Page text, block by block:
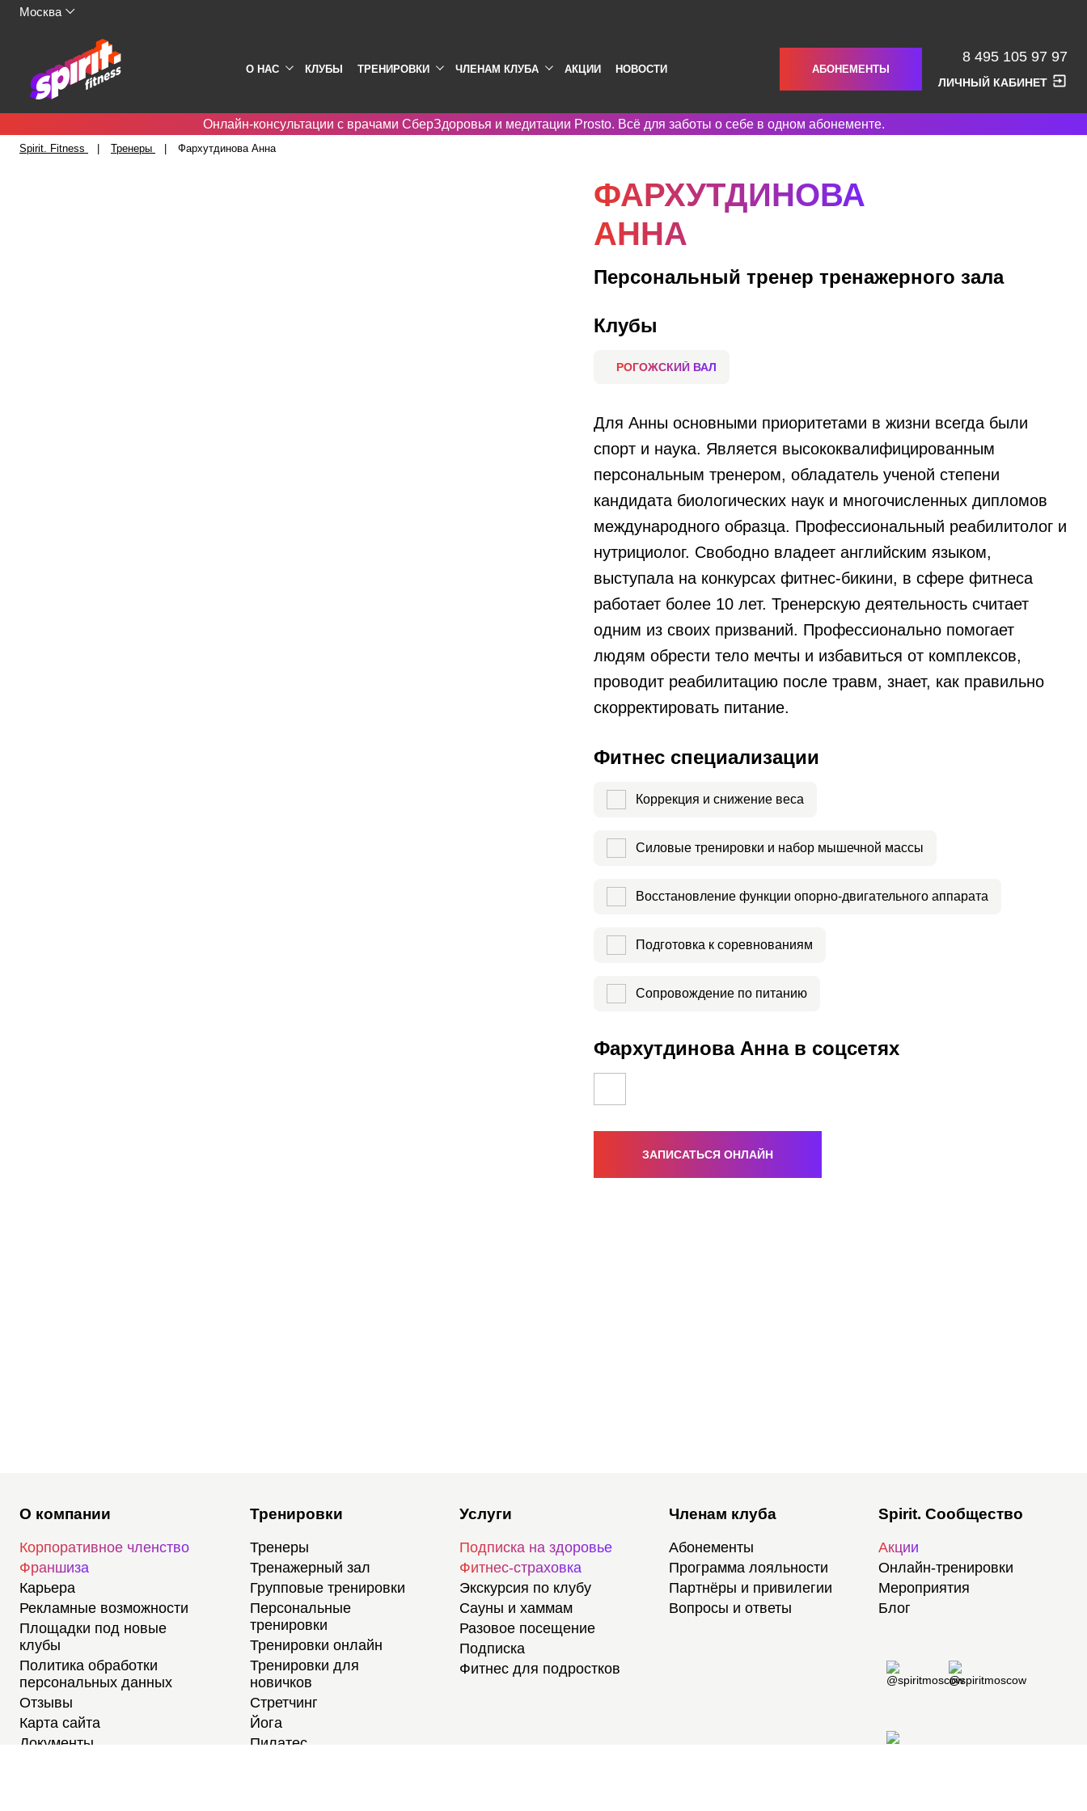
Москва
О НАС КЛУБЫ ТРЕНИРОВКИ ЧЛЕНАМ КЛУБА АКЦИИ НОВОСТИ АБОНЕМЕНТЫ
8 495 105 97 97
ЛИЧНЫЙ КАБИНЕТ
Онлайн-консультации с врачами СберЗдоровья и медитации Prosto. Всё для заботы о себе в одном абонементе.
Spirit. Fitness Тренеры Фархутдинова Анна
ФАРХУТДИНОВА
АННА
Персональный тренер тренажерного зала
Клубы
РОГОЖСКИЙ ВАЛ
Для Анны основными приоритетами в жизни всегда были
спорт и наука. Является высококвалифицированным
персональным тренером, обладатель ученой степени
кандидата биологических наук и многочисленных дипломов
международного образца. Профессиональный реабилитолог и
нутрициолог. Свободно владеет английским языком,
выступала на конкурсах фитнес-бикини, в сфере фитнеса
работает более 10 лет. Тренерскую деятельность считает
одним из своих призваний. Профессионально помогает
людям обрести тело мечты и избавиться от комплексов,
проводит реабилитацию после травм, знает, как правильно
скорректировать питание.
Фитнес специализации
Коррекция и снижение веса
Силовые тренировки и набор мышечной массы
Восстановление функции опорно-двигательного аппарата
Подготовка к соревнованиям
Сопровождение по питанию
Фархутдинова Анна в соцсетях
ЗАПИСАТЬСЯ ОНЛАЙН
О компании
Корпоративное членство
Франшиза
Карьера
Рекламные возможности
Площадки под новые
клубы
Политика обработки
персональных данных
Отзывы
Карта сайта
Документы
Тренировки
Тренеры
Тренажерный зал
Групповые тренировки
Персональные
тренировки
Тренировки онлайн
Тренировки для
новичков
Стретчинг
Йога
Пилатес
Услуги
Подписка на здоровье
Фитнес-страховка
Экскурсия по клубу
Сауны и хаммам
Разовое посещение
Подписка
Фитнес для подростков
Членам клуба
Абонементы
Программа лояльности
Партнёры и привилегии
Вопросы и ответы
Spirit. Сообщество
Акции
Онлайн-тренировки
Мероприятия
Блог